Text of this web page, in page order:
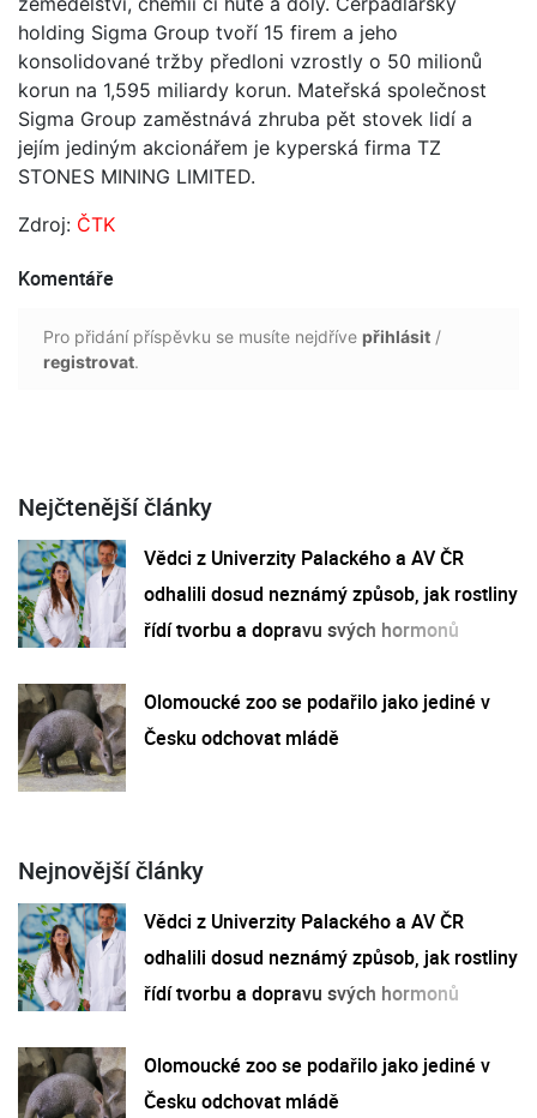
holding Sigma Group tvoří 15 firem a jeho
konsolidované tržby předloni vzrostly o 50 milionů
korun na 1,595 miliardy korun. Mateřská společnost
Sigma Group zaměstnává zhruba pět stovek lidí a
jejím jediným akcionářem je kyperská firma TZ
STONES MINING LIMITED.
Zdroj: ČTK
Komentáře
Pro přidání příspěvku se musíte nejdříve přihlásit /
registrovat.
Nejčtenější články
Vědci z Univerzity Palackého a AV ČR
odhalili dosud neznámý způsob, jak rostliny
řídí tvorbu a dopravu svých hormonů
Olomoucké zoo se podařilo jako jediné v
Česku odchovat mládě
Nejnovější články
Vědci z Univerzity Palackého a AV ČR
odhalili dosud neznámý způsob, jak rostliny
řídí tvorbu a dopravu svých hormonů
Olomoucké zoo se podařilo jako jediné v
Česku odchovat mládě